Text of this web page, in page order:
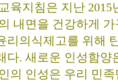
육지침은 지난 2015
내면을 건강하게
리의식제고를 위해
다. 새로운 인성함양
의 인성은 우리 민